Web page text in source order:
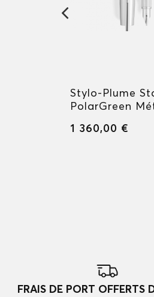
Stylo-Plume
PolarGreen
1 360,00 €
FRAIS DE PORT OFFERTS